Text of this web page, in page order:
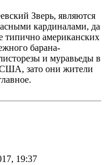
Зверь, являются
кардиналами, да
типично американских
барана-
и муравьеды в
США, зато они жители
19:37